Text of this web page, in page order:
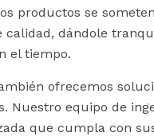
productos se
dándole
el tiempo.
ofrecemos
Nuestro equipo de
que cumpla con